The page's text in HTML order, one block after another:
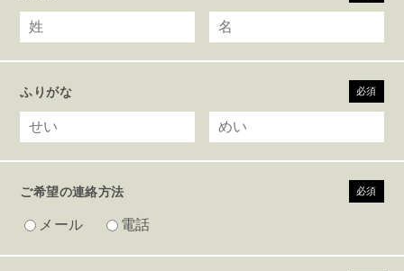
ふりがな 必須
ご希望の連絡方法 必須
メール 電話